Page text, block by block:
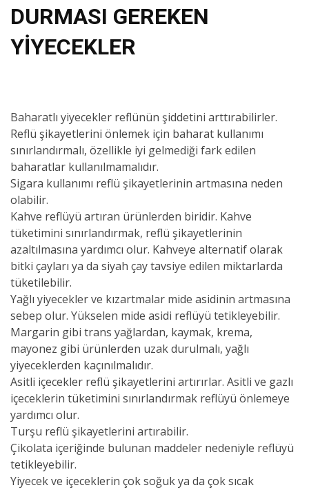
DURMASI GEREKEN
YİYECEKLER
Baharatlı yiyecekler reflünün şiddetini arttırabilirler.
Reflü şikayetlerini önlemek için baharat kullanımı
sınırlandırmalı, özellikle iyi gelmediği fark edilen
baharatlar kullanılmamalıdır.
Sigara kullanımı reflü şikayetlerinin artmasına neden
olabilir.
Kahve reflüyü artıran ürünlerden biridir. Kahve
tüketimini sınırlandırmak, reflü şikayetlerinin
azaltılmasına yardımcı olur. Kahveye alternatif olarak
bitki çayları ya da siyah çay tavsiye edilen miktarlarda
tüketilebilir.
Yağlı yiyecekler ve kızartmalar mide asidinin artmasına
sebep olur. Yükselen mide asidi reflüyü tetikleyebilir.
Margarin gibi trans yağlardan, kaymak, krema,
mayonez gibi ürünlerden uzak durulmalı, yağlı
yiyeceklerden kaçınılmalıdır.
Asitli içecekler reflü şikayetlerini artırırlar. Asitli ve gazlı
içeceklerin tüketimini sınırlandırmak reflüyü önlemeye
yardımcı olur.
Turşu reflü şikayetlerini artırabilir.
Çikolata içeriğinde bulunan maddeler nedeniyle reflüyü
tetikleyebilir.
Yiyecek ve içeceklerin çok soğuk ya da çok sıcak